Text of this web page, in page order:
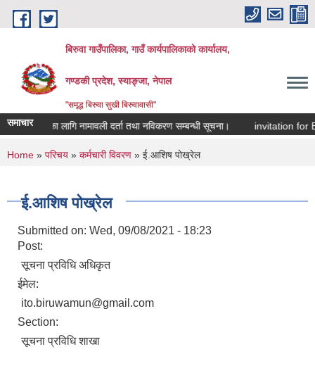
Skip to main content
बिरुवा गाउँपालिका, गाउँ कार्यपालिकाको कार्यालय,
गण्डकी प्रदेश, स्याङ्जा, नेपाल
"समृद्ध बिरुवा सुखी बिरुवावासी"
समाचार
खर्चका लागि नामावली दर्ता तथा नविकरण सम्बन्धी सूचना। invitation for
You are here
Home » परिचय » कर्मचारी विवरण » ई.आशिष पोख्रेल
ई.आशिष पोख्रेल
Submitted on: Wed, 09/08/2021 - 18:23
Post:
सूचना प्रविधि अधिकृत
ईमेल:
ito.biruwamun@gmail.com
Section:
सूचना प्रविधि शाखा